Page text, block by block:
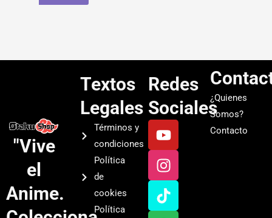
"Vive
el
Anime.
Textos
Legales
Términos y
condiciones
Política
de
cookies
Política
Redes
Sociales
Y
o
u
t
u
b
I
n
s
t
a
g
T
i
k
t
o
k
S
p
o
t
i
f
¿Quienes
Somos?
Contacto